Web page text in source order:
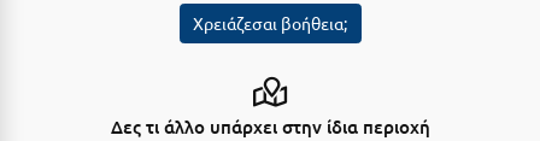
Χρειάζεσαι βοήθεια;
Δες τι άλλο υπάρχει στην ίδια περιοχή